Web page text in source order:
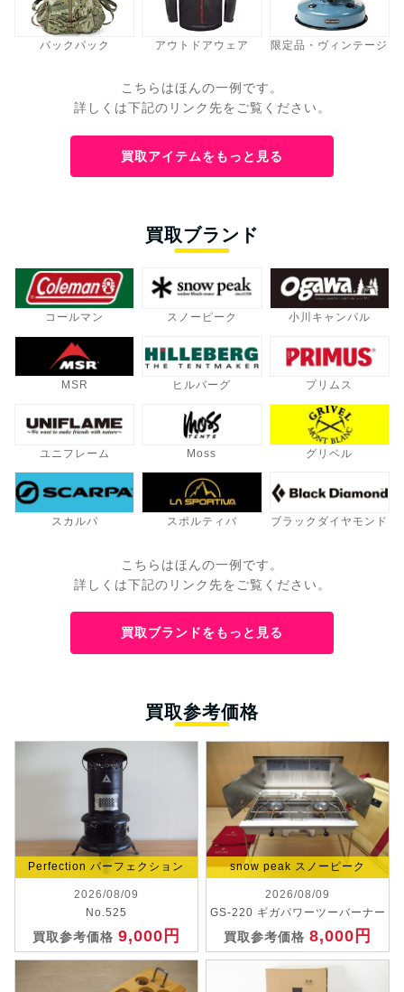
バックパック アウトドアウェア 限定品・ヴィンテージ
こちらはほんの一例です。
詳しくは下記のリンク先をご覧ください。
買取アイテムをもっと見る
買取ブランド
コールマン スノーピーク 小川キャンパル
MSR ヒルバーグ プリムス
ユニフレーム Moss グリベル
スカルパ スポルティバ ブラックダイヤモンド
こちらはほんの一例です。
詳しくは下記のリンク先をご覧ください。
買取ブランドをもっと見る
買取参考価格
Perfection パーフェクション
2026/08/09
No.525
買取参考価格 9,000円
snow peak スノーピーク
2026/08/09
GS-220 ギガパワーツーバーナー
買取参考価格8,000円